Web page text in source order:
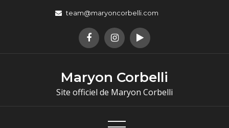
team@maryoncorbelli.com
Maryon Corbelli
Site officiel de Maryon Corbelli